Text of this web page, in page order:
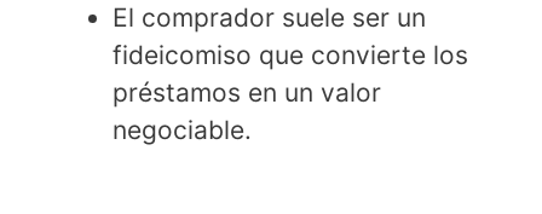
El comprador suele ser un
fideicomiso que convierte los
préstamos en un valor
negociable.